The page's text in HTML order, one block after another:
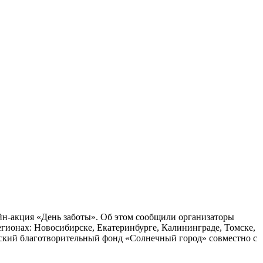
акция «День заботы». Об этом сообщили организаторы
Новосибирске, Екатеринбурге, Калининграде, Томске,
благотворительный фонд «Солнечный город» совместно с